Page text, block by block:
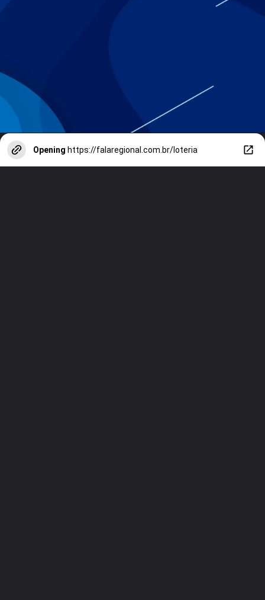
Opening https://falaregional.com.br/loteria